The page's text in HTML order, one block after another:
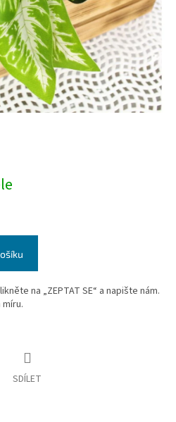
na „ZEPTAT SE“ a napište nám.
SDÍLET